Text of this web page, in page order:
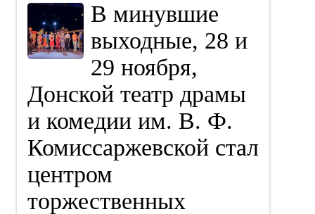
В минувшие
выходные, 28 и
29 ноября,
Донской театр драмы
и комедии им. В. Ф.
Комиссаржевской стал
центром
торжественных